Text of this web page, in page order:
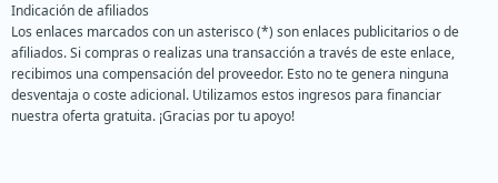
Indicación de afiliados
Los enlaces marcados con un asterisco (*) son enlaces publicitarios o de
afiliados. Si compras o realizas una transacción a través de este enlace,
recibimos una compensación del proveedor. Esto no te genera ninguna
desventaja o coste adicional. Utilizamos estos ingresos para financiar
nuestra oferta gratuita. ¡Gracias por tu apoyo!